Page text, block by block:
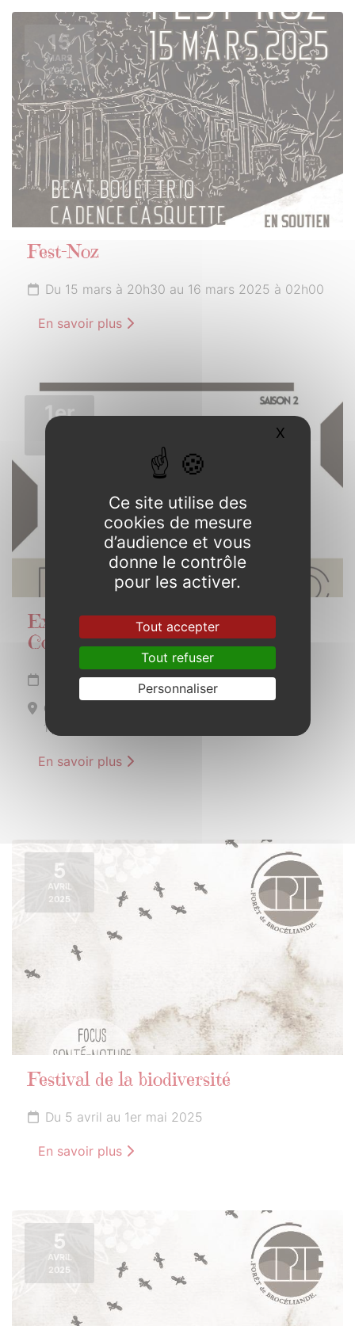
15
MARS
2025
Fest-Noz
Du 15 mars à 20h30 au 16 mars 2025 à 02h00
En savoir plus
1er
Exposition de photos Gens de
Concoret
Du 1er avril au 31 mai 2025
Concoret
1 place de l’audience
En savoir plus
5
AVRIL
2025
Festival de la biodiversité
Du 5 avril au 1er mai 2025
En savoir plus
5
AVRIL
2025
Ce site utilise des
cookies de mesure
d’audience et vous
donne le contrôle
pour les activer.
Tout accepter
Tout refuser
Personnaliser
X Masquer